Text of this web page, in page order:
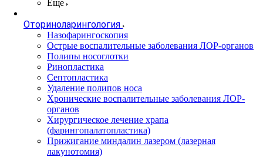
Еще
Оториноларингология
Назофарингоскопия
Острые воспалительные заболевания ЛОР-органов
Полипы носоглотки
Ринопластика
Септопластика
Удаление полипов носа
Хронические воспалительные заболевания ЛОР-
органов
Хирургическое лечение храпа
(фарингопалатопластика)
Прижигание миндалин лазером (лазерная
лакунотомия)